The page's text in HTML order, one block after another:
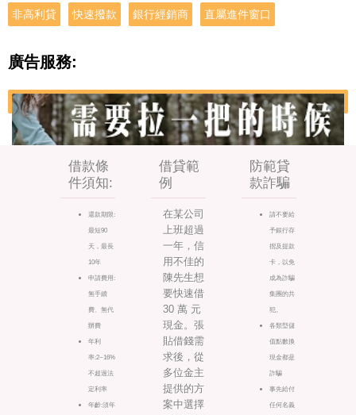
非高利貸 快速撥款 銀行經銷商 直屬進件窗口
廣告服務:
借款條
件須知:
還款期限:
最短90
天，最長
10年
申請費用:
無手續
費、無代
辦費
年利
率:2~16%
不超過法
定利率
年齡:須年
借貸範
例
在某公司
上班超過
一年，信
用不佳的
陳先生想
要快速借
30 萬 元
現金。張
貼借錢需
求後，從
多位金主
提供的方
案中選擇
防範貸
款詐騙
請不要給
予銀行存
摺及提款
卡，以免
成為詐騙
集團的共
犯。
各類型儲
值點數換
現金都是
詐騙
事先給付
任何名義